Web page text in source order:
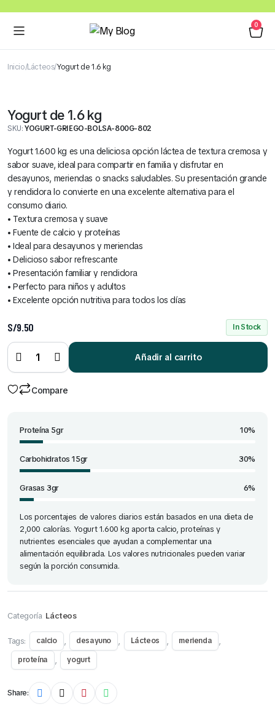
0
Inicio Lácteos Yogurt de 1.6 kg
Yogurt de 1.6 kg
SKU:YOGURT-GRIEGO-BOLSA-800G-802
Yogurt 1.600 kg es una deliciosa opción láctea de textura cremosa y
sabor suave, ideal para compartir en familia y disfrutar en
desayunos, meriendas o snacks saludables. Su presentación grande
y rendidora lo convierte en una excelente alternativa para el
consumo diario.
• Textura cremosa y suave
• Fuente de calcio y proteínas
• Ideal para desayunos y meriendas
• Delicioso sabor refrescante
• Presentación familiar y rendidora
• Perfecto para niños y adultos
• Excelente opción nutritiva para todos los días
S/9.50 In Stock
Yogurt
de 1.6
kg
quantity
Añadir al carrito
Compare
Proteína 5gr 10%
Carbohidratos 15gr 30%
Grasas 3gr 6%
Los porcentajes de valores diarios están basados en una dieta de
2,000 calorías. Yogurt 1.600 kg aporta calcio, proteínas y
nutrientes esenciales que ayudan a complementar una
alimentación equilibrada. Los valores nutricionales pueden variar
según la porción consumida.
Categoría Lácteos
Tags: calcio , desayuno , Lácteos , merienda ,
proteína , yogurt
Share: